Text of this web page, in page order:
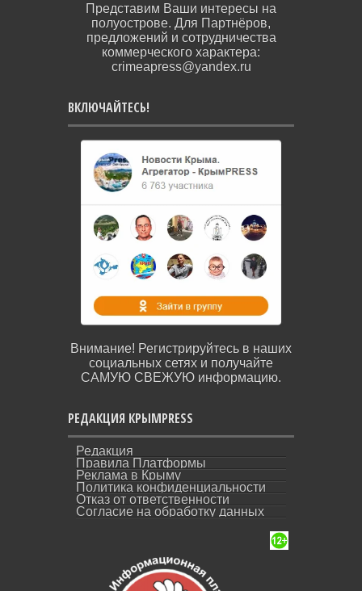
Представим Ваши интересы на
полуострове. Для Партнёров,
предложений и сотрудничества
коммерческого характера:
crimeapress@yandex.ru
ВКЛЮЧАЙТЕСЬ!
Внимание! Регистрируйтесь в наших
социальных сетях и получайте
САМУЮ СВЕЖУЮ информацию.
РЕДАКЦИЯ КРЫМPRESS
Редакция
Правила Платформы
Реклама в Крыму
Политика конфиденциальности
Отказ от ответственности
Согласие на обработку данных